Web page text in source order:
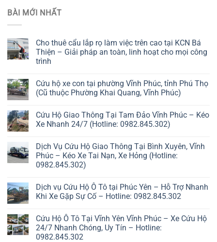
BÀI MỚI NHẤT
Cho thuê cẩu lắp rọ làm việc trên cao tại KCN Bá
Thiện – Giải pháp an toàn, linh hoạt cho mọi công
trình
Cứu hộ xe con tại phường Vĩnh Phúc, tỉnh Phú Thọ
(Cũ thuộc Phường Khai Quang, Vĩnh Phúc)
Cứu Hộ Giao Thông Tại Tam Đảo Vĩnh Phúc – Kéo
Xe Nhanh 24/7 (Hotline: 0982.845.302)
Dịch Vụ Cứu Hộ Giao Thông Tại Bình Xuyên, Vĩnh
Phúc – Kéo Xe Tai Nạn, Xe Hỏng (Hotline:
0982.845.302)
Dịch vụ Cứu Hộ Ô Tô tại Phúc Yên – Hỗ Trợ Nhanh
Khi Xe Gặp Sự Cố – Hotline: 0982.845.302
Cứu Hộ Ô Tô Tại Vĩnh Yên Vĩnh Phúc – Xe Cứu Hộ
24/7 Nhanh Chóng, Uy Tín – Hotline:
0982.845.302